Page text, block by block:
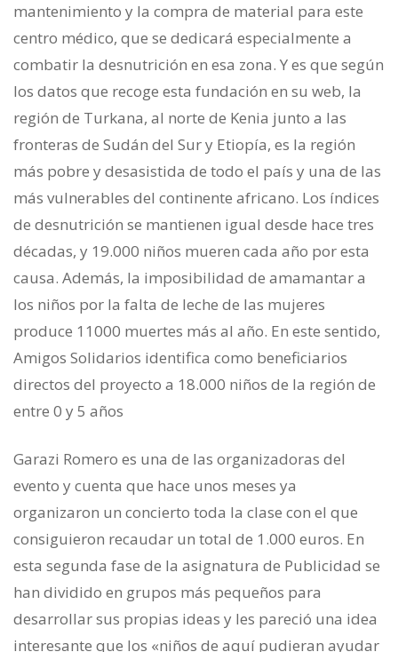
mantenimiento y la com­pra de material para este
centro médico, que se dedicará especialmen­te a
combatir la desnutrición en esa zona. Y es que según
los datos que recoge esta fundación en su web, la
región de Turkana, al norte de Kenia junto a las
fronteras de Sudán del Sur y Etiopía, es la región
más pobre y desasistida de todo el país y una de las
más vulnerables del continente africano. Los índices
de desnutrición se mantienen igual desde hace tres
décadas, y 19.000 niños mueren cada año por esta
causa. Además, la imposibilidad de amamantar a
los niños por la falta de leche de las mujeres
produce 11000 muertes más al año. En este sentido,
Amigos Solidarios identifica como beneficiarios
direc­tos del proyecto a 18.000 niños de la región de
entre 0 y 5 años
Garazi Romero es una de las orga­nizadoras del
evento y cuenta que hace unos meses ya
organizaron un concierto toda la clase con el que
con­siguieron recaudar un total de 1.000 euros. En
esta segunda fase de la asignatura de Publicidad se
han dividido en grupos más pequeños para
desarrollar sus propias ideas y les pareció una idea
interesante que los «niños de aquí pudieran ayudar